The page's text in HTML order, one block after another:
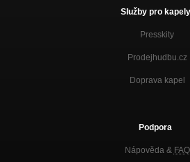
Služby pro kapely
Presskity
Prodejhudbu.cz
Doprava kapel
Podpora
Nápověda & FAQ